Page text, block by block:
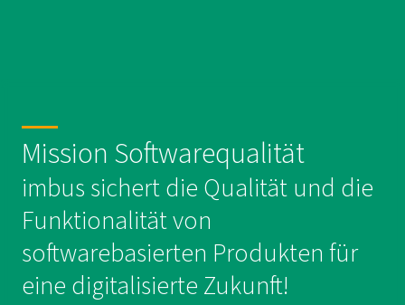
Mission Softwarequalität
imbus sichert die Qualität und die
Funktionalität von
softwarebasierten Produkten für
eine digitalisierte Zukunft!